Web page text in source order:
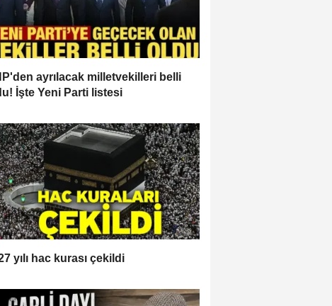
ayrılacak milletvekilleri belli
İşte Yeni Parti listesi
yılı hac kurası çekildi